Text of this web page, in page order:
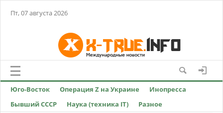
Пт, 07 августа 2026
Юго-Восток Операция Z на Украине
Инопресса
Бывший СССР
Наука (техника IT) Разное